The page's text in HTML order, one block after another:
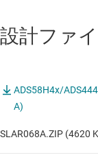
設計ファ
ADS58H4x/
A)
SLAR068A.ZIP (4620